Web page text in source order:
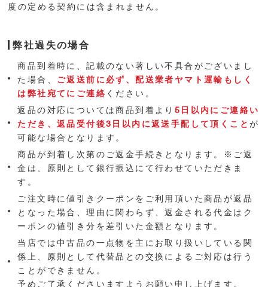
度の定める契約には含まれません。
弊社過失の場合
商品到着時に、記載のない著しい不具合がございまし
た場合、 ご返送前に必ず、配送業者ヤマト運輸もしく
は弊社宛てにご連絡 ください。
返品の対応については商品到着より 5日以内にご連絡い
ただき、返品受付後3日以内に返送手配して頂くことが
可能な場合となります。
商品が到着し次第のご返金手続きとなります。※ご返
金は、原則として銀行振込にて行わせていただきま
す。
ご注文時に値引きクーポンをご利用頂いた商品が返品
となった場合、理由に関わらず、返金される代金はク
ーポンの値引き分を差引いた金額となります。
当店では中古品の一点物を主にお取り扱いしている関
係上、原則として代替品との交換によるご対応は行う
ことができません。
予めご了承くださいますようお願い申し上げます。